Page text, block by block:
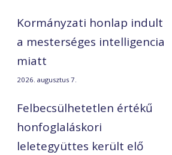
Kormányzati honlap indult
a mesterséges intelligencia
miatt
2026. augusztus 7.
Felbecsülhetetlen értékű
honfoglaláskori
leletegyüttes került elő